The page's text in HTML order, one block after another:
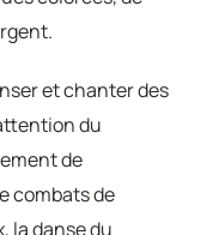
et chanter des
du
de
combats de
la danse du